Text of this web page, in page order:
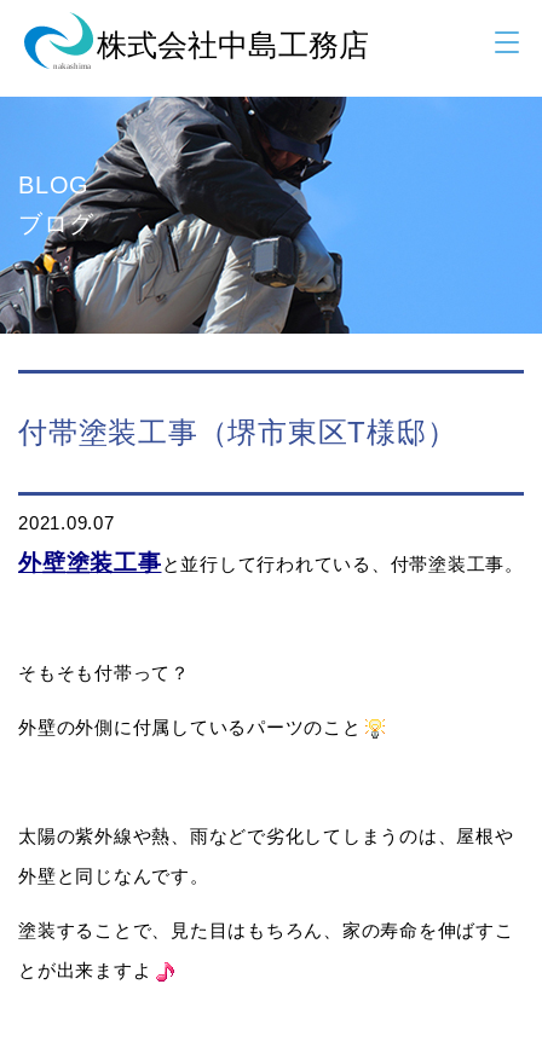
BLOG
ブログ
付帯塗装工事（堺市東区T様邸）
2021.09.07
外壁塗装工事と並行して行われている、付帯塗装工事。
そもそも付帯って？
外壁の外側に付属しているパーツのこと
太陽の紫外線や熱、雨などで劣化してしまうのは、屋根や
外壁と同じなんです。
塗装することで、見た目はもちろん、家の寿命を伸ばすこ
とが出来ますよ